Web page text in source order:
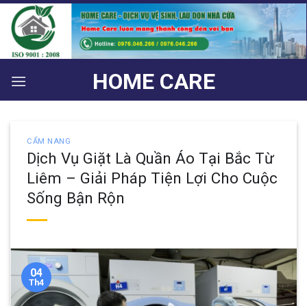
Bỏ
qua
nội
dung
HOME CARE
CẨM NANG
Dịch Vụ Giặt Là Quần Áo Tại Bắc Từ
Liêm – Giải Pháp Tiện Lợi Cho Cuộc
Sống Bận Rộn
04
Th4